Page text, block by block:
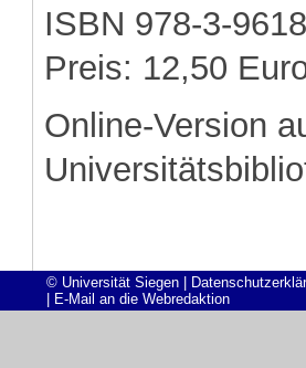
ISBN 978-3-
Preis: 12,50
Online-Version
© Universität Siegen|
E-Mail an die Webredaktion